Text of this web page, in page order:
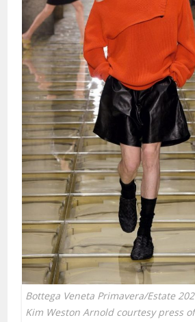
Bottega Veneta Primavera/Estate
Kim Weston Arnold courtesy press